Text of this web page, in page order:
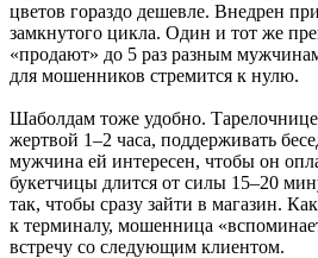
цветов гораздо дешевле. Внедрен
замкнутого цикла. Один и тот же
«продают» до 5 раз разным
для мошенников стремится к нулю.
Шаболдам тоже удобно. Тарелочнице
жертвой 1–2 часа, поддерживать
мужчина ей интересен, чтобы он
букетчицы длится от силы 15–20
так, чтобы сразу зайти в магазин.
к терминалу, мошенница
встречу со следующим клиентом.